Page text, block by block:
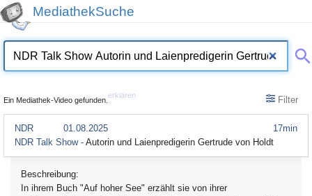
MediathekSuche
Ein Mediathek-Video gefunden.
erklären Filter
17min
NDR
01.08.2025
NDR Talk Show - Autorin und Laienpredigerin Gertrude von Holdt
Beschreibung:
In ihrem Buch "Auf hoher See" erzählt sie von ihrer